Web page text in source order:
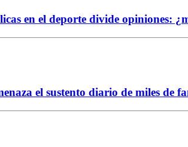
en el deporte divide opiniones:
el sustento diario de miles de